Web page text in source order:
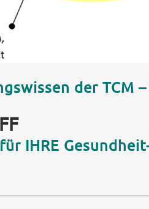
der TCM
IHRE